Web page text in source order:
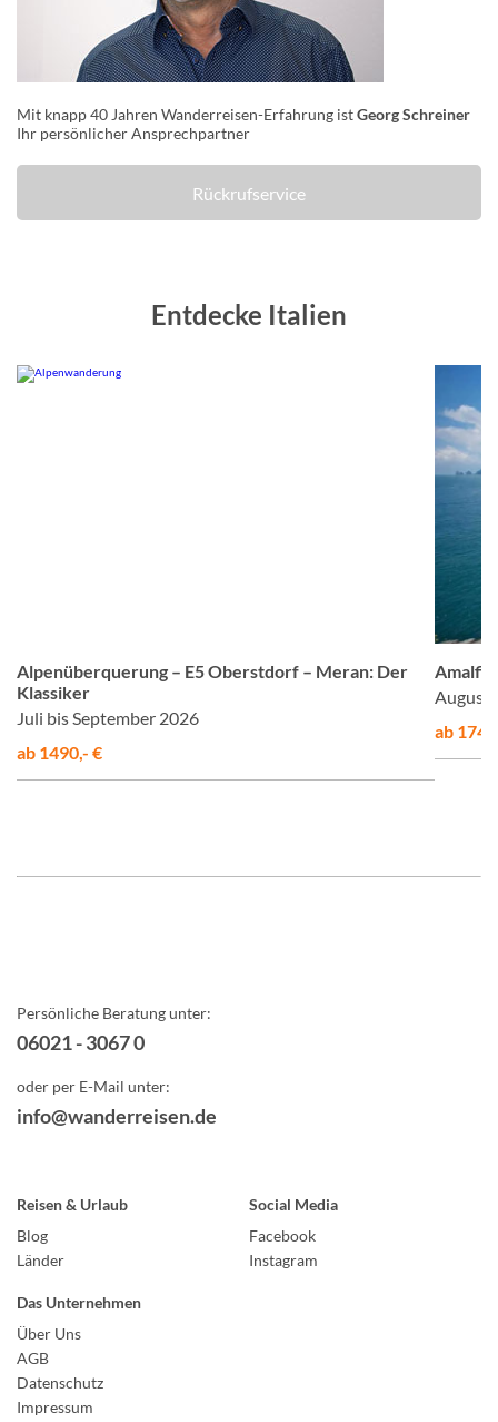
Mit knapp 40 Jahren Wanderreisen-Erfahrung istGeorg Schreiner
Ihr persönlicher Ansprechpartner
Rückrufservice
Entdecke Italien
Alpenüberquerung – E5 Oberstdorf – Meran: Der
Klassiker
Juli bis September 2026
ab 1490,- €
Amalfis
August
ab
Persönliche Beratung unter:
06021 - 3067 0
oder per E-Mail unter:
info@wanderreisen.de
Reisen & Urlaub
Blog
Länder
Social Media
Facebook
Instagram
Das Unternehmen
Über Uns
AGB
Datenschutz
Impressum